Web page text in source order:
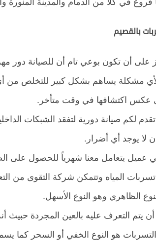
بالقصيم
على أن تكون بوعي تام أن للصيانة
مشكلة يساهم بشكل كبير للتخلص من
اكتشافها في وقت متأخر.
لكم صيانة دورية لتفقد الشبكات
لا يوجد أي أضرار.
عميل يتعامل معنا شهرياً للحصول على
المياه وتتمكن شركة التقوى من
الظاهري وهو النوع الأسهل.
التعرف عليه بالعين المجردة حبيث
التسربات هو النوع الخفي أو السحر كما